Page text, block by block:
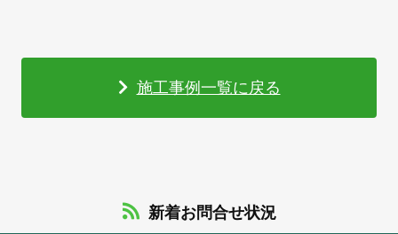
施工事例一覧に戻る
新着お問合せ状況